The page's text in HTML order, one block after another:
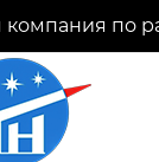
по